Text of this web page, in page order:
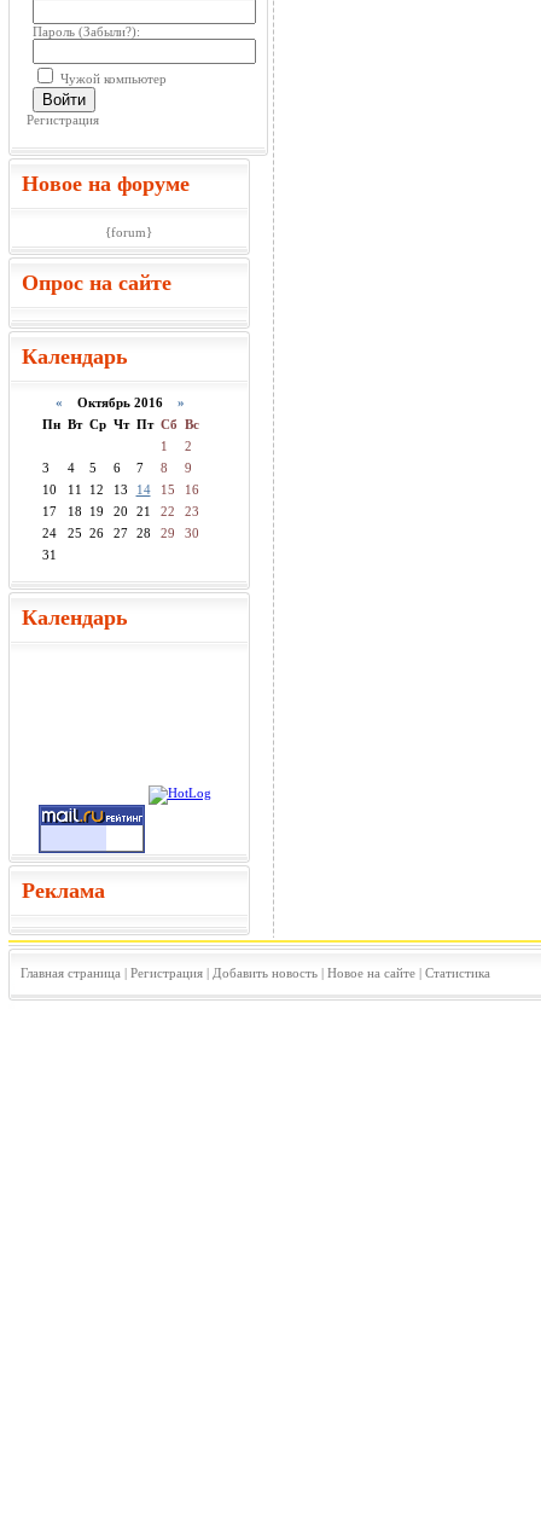
Пароль (Забыли?):
Чужой компьютер
Войти
Регистрация
Новое на форуме
{forum}
Опрос на сайте
Календарь
« Октябрь 2016 »
Пн Вт Ср Чт Пт Сб Вс
1
2
3
4 5 6 7 8
9
10
11 12 13 14 15
16
17
18 19 20 21 22
23
24
25 26 27 28 29
30
31
Календарь
Реклама
Главная страница | Регистрация| Добавить новость| Новое на сайте| Статистика